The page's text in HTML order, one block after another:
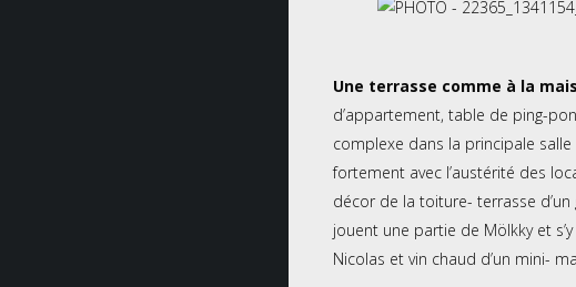
Une terrasse comme à la
d’appartement, table de ping-
complexe dans la principale
fortement avec l’austérité des
décor de la toiture- terrasse
jouent une partie de Mölkky et
Nicolas et vin chaud d’un mini-